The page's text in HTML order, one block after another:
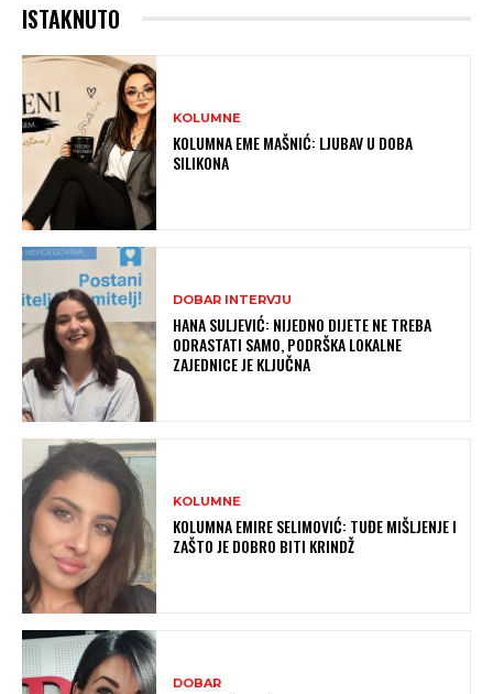
ISTAKNUTO
KOLUMNE
KOLUMNA EME MAŠNIĆ: LJUBAV U DOBA
SILIKONA
DOBAR INTERVJU
HANA SULJEVIĆ: NIJEDNO DIJETE NE TREBA
ODRASTATI SAMO, PODRŠKA LOKALNE
ZAJEDNICE JE KLJUČNA
KOLUMNE
KOLUMNA EMIRE SELIMOVIĆ: TUĐE MIŠLJENJE I
ZAŠTO JE DOBRO BITI KRINDŽ
DOBAR